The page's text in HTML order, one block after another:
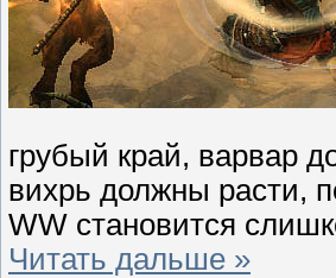
грубый край, варвар
вихрь должны расти,
WW становится
Читать дальше »